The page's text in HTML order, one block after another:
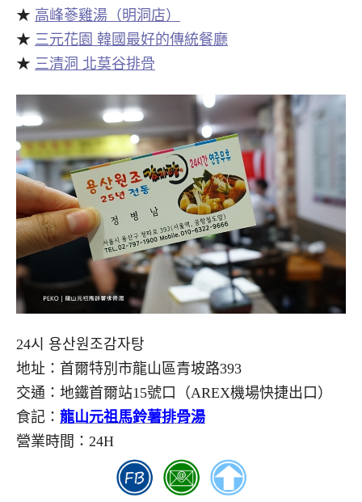
★ 高峰蔘雞湯（明洞店）
★ 三元花園 韓國最好的傳統餐廳
★ 三清洞 北莫谷排骨
24시 용산원조감자탕
地址：首爾特別市龍山區青坡路393
交通：地鐵首爾站15號口（AREX機場快捷出口）
食記： 龍山元祖馬鈴薯排骨湯
營業時間：24H